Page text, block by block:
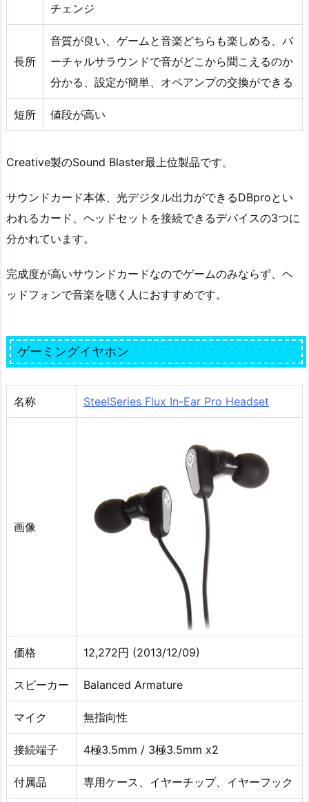
チェンジ
長所
音質が良い、ゲームと音楽どちらも楽しめる、バ
ーチャルサラウンドで音がどこから聞こえるのか
分かる、設定が簡単、オペアンプの交換ができる
短所 値段が高い
Creative製のSound Blaster最上位製品です。
サウンドカード本体、光デジタル出力ができるDBproとい
われるカード、ヘッドセットを接続できるデバイスの3つに
分かれています。
完成度が高いサウンドカードなのでゲームのみならず、ヘ
ッドフォンで音楽を聴く人におすすめです。
ゲーミングイヤホン
名称 SteelSeries Flux In-Ear Pro Headset
画像
価格 12,272円 (2013/12/09)
スピーカー Balanced Armature
マイク 無指向性
接続端子 4極3.5mm / 3極3.5mm x2
付属品 専用ケース、イヤーチップ、イヤーフック